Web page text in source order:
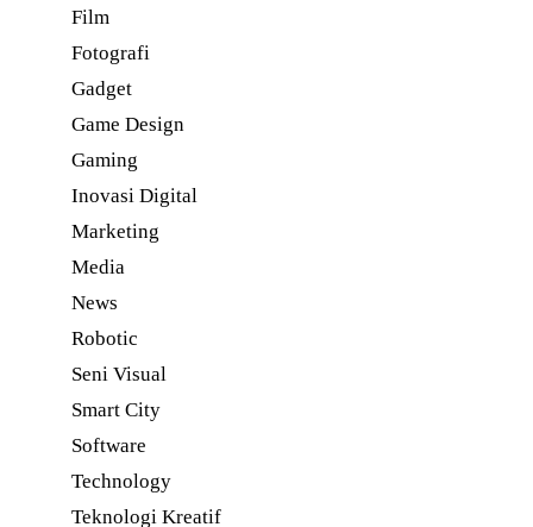
Film
Fotografi
Gadget
Game Design
Gaming
Inovasi Digital
Marketing
Media
News
Robotic
Seni Visual
Smart City
Software
Technology
Teknologi Kreatif